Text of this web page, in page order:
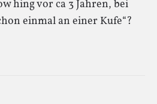
hing vor ca 3 Jahren, bei
einmal an einer Kufe“?